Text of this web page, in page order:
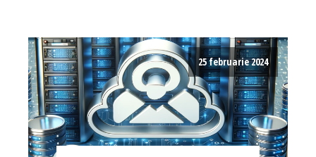
25 februarie 2024